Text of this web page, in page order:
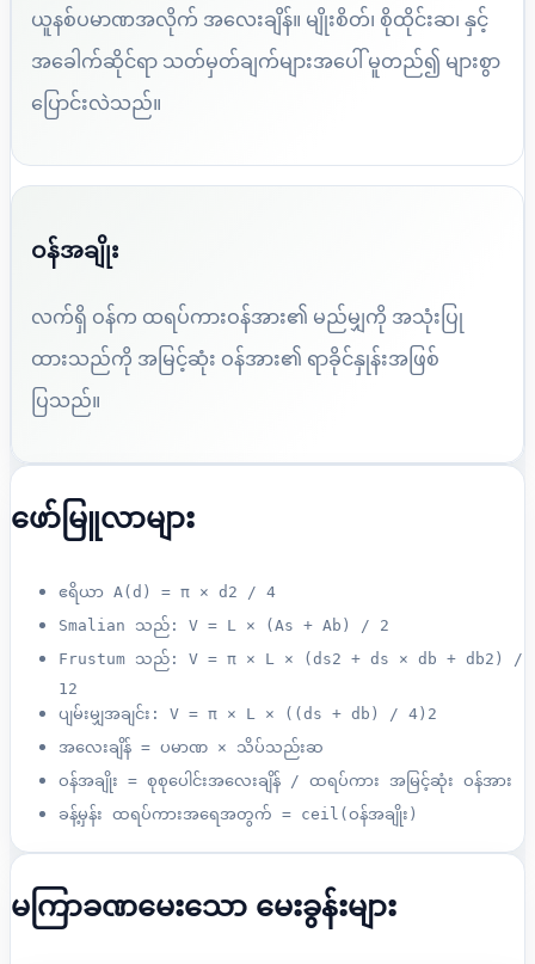
ယူနစ်ပမာဏအလိုက် အလေးချိန်။ မျိုးစိတ်၊ စိုထိုင်းဆ၊ နှင့်
အခေါက်ဆိုင်ရာ သတ်မှတ်ချက်များအပေါ် မူတည်၍ များစွာ
ပြောင်းလဲသည်။
ဝန်အချိုး
လက်ရှိ ဝန်က ထရပ်ကားဝန်အား၏ မည်မျှကို အသုံးပြု
ထားသည်ကို အမြင့်ဆုံး ဝန်အား၏ ရာခိုင်နှုန်းအဖြစ်
ပြသည်။
ဖော်မြူလာများ
ဧရိယာ A(d) = π × d2 / 4
Smalian သည်: V = L × (As + Ab) / 2
Frustum သည်: V = π × L × (ds2 + ds × db + db2) /
12
ပျမ်းမျှအချင်း: V = π × L × ((ds + db) / 4)2
အလေးချိန် = ပမာဏ × သိပ်သည်းဆ
ဝန်အချိုး = စုစုပေါင်းအလေးချိန် / ထရပ်ကား အမြင့်ဆုံး ဝန်အား
ခန့်မှန်း ထရပ်ကားအရေအတွက် = ceil(ဝန်အချိုး)
မကြာခဏမေးသော မေးခွန်းများ